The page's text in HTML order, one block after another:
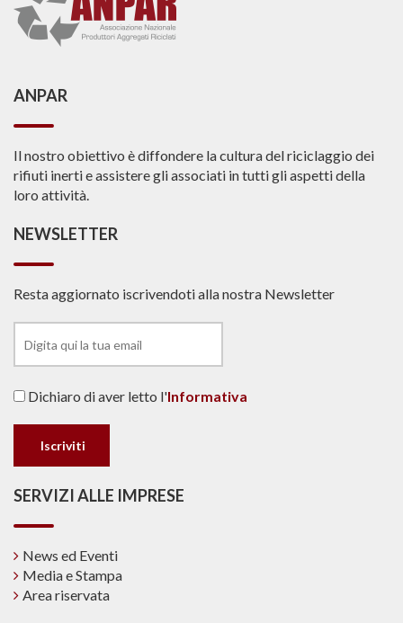
ANPAR
Il nostro obiettivo è diffondere la cultura del riciclaggio dei
rifiuti inerti e assistere gli associati in tutti gli aspetti della
loro attività.
NEWSLETTER
Resta aggiornato iscrivendoti alla nostra Newsletter
Dichiaro di aver letto l'Informativa
SERVIZI ALLE IMPRESE
News ed Eventi
Media e Stampa
Area riservata